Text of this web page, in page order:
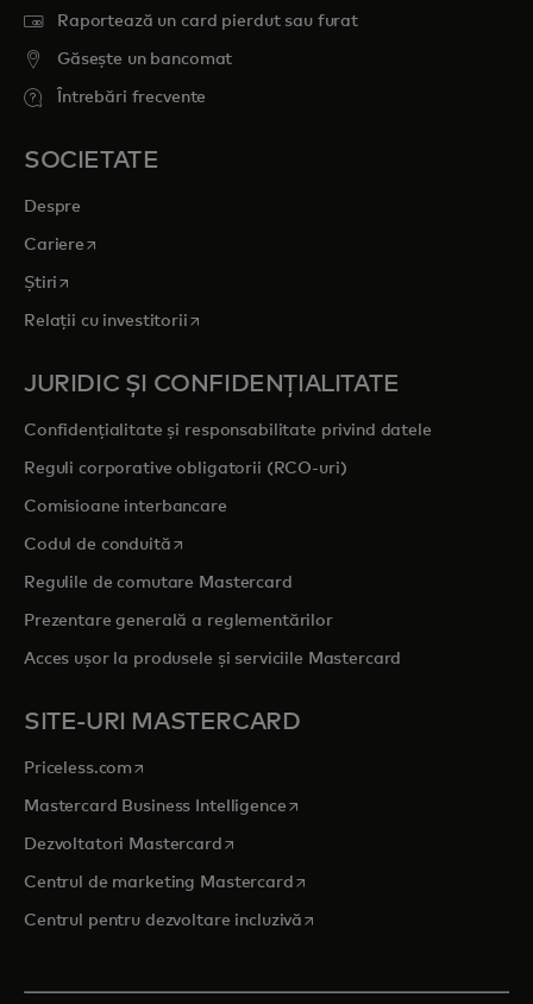
Raportează un card pierdut sau furat
Găsește un bancomat
Întrebări frecvente
SOCIETATE
Despre
Cariere opens in a new tab
Știri opens in a new tab
Relații cu investitoriiopens in a new tab
JURIDIC ȘI CONFIDENȚIALITATE
Confidențialitate și responsabilitate privind datele
Reguli corporative obligatorii (RCO-uri)
Comisioane interbancare
Codul de conduităopens in a new tab
Regulile de comutare Mastercard
Prezentare generală a reglementărilor
Acces ușor la produsele și serviciile Mastercard
SITE-URI MASTERCARD
Priceless.com opens in a new tab
Mastercard Business Intelligenceopens in a new tab
Dezvoltatori Mastercardopens in a new tab
Centrul de marketing Mastercardopens in a new tab
Centrul pentru dezvoltare incluzivă opens in a new tab